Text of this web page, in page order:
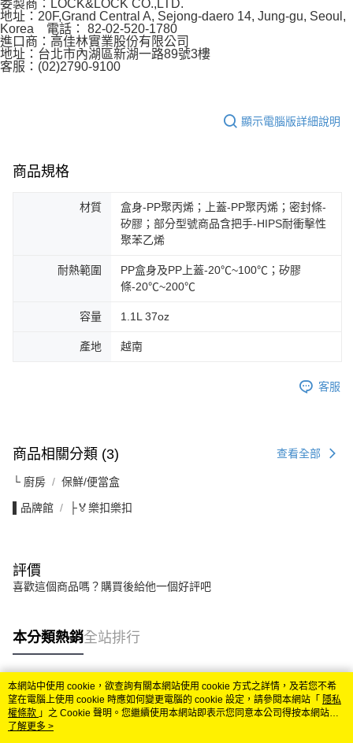
委製商：LOCK&LOCK CO.,LTD.
地址：20F,Grand Central A, Sejong-daero 14, Jung-gu, Seoul,
Korea 電話： 82-02-520-1780
進口商：高佳林實業股份有限公司
地址：台北市內湖區新湖一路89號3樓
客服：(02)2790-9100
顯示電腦版詳細說明
商品規格
材質
盒身-PP聚丙烯；上蓋-PP聚丙烯；密封條-
矽膠；部分型號商品含把手-HIPS耐衝擊性
聚苯乙烯
耐熱範圍
PP盒身及PP上蓋-20℃~100℃；矽膠
條-20℃~200℃
容量 1.1L 37oz
產地 越南
客服
商品相關分類 (3) 查看全部
└ 廚房 保鮮/便當盒
▌品牌館 ├🏅樂扣樂扣
評價
喜歡這個商品嗎？購買後給他一個好評吧
本分類熱銷全站排行
熱門標籤
本網站中使用 cookie，欲查詢有關本網站使用 cookie 方式之詳情，及若您不希
望在電腦上使用 cookie 時應如何變更電腦的 cookie 設定，請參閱本網站「 隱私
權條款 」之 Cookie 聲明。您繼續使用本網站即表示您同意本公司得按本網站使
用條款之 Cookie 聲明使用 cookie。
了解更多 >